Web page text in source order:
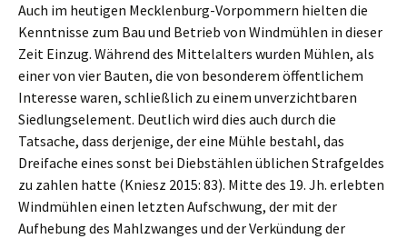
Auch im heutigen Mecklenburg-Vorpommern hielten die
Kenntnisse zum Bau und Betrieb von Windmühlen in dieser
Zeit Einzug. Während des Mittelalters wurden Mühlen, als
einer von vier Bauten, die von besonderem öffentlichem
Interesse waren, schließlich zu einem unverzichtbaren
Siedlungselement. Deutlich wird dies auch durch die
Tatsache, dass derjenige, der eine Mühle bestahl, das
Dreifache eines sonst bei Diebstählen üblichen Strafgeldes
zu zahlen hatte (Kniesz 2015: 83). Mitte des 19. Jh. erlebten
Windmühlen einen letzten Aufschwung, der mit der
Aufhebung des Mahlzwanges und der Verkündung der